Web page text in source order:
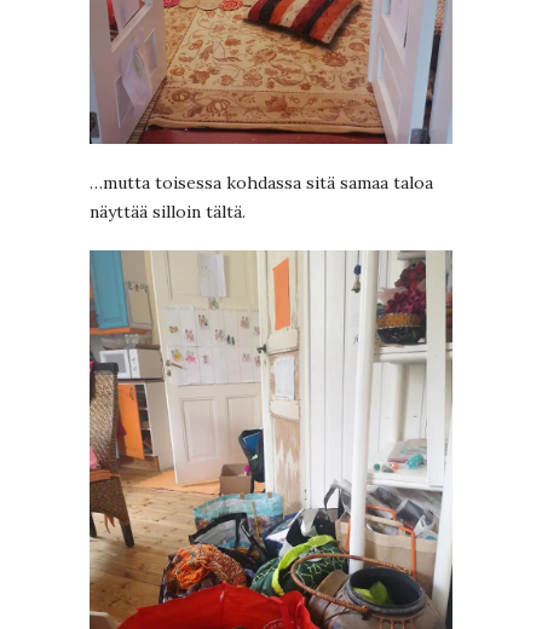
…mutta toisessa kohdassa sitä samaa taloa
näyttää silloin tältä.